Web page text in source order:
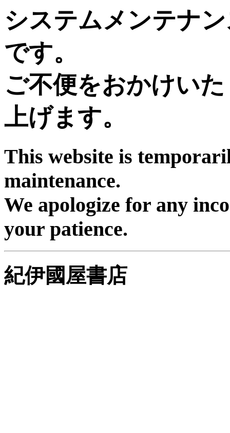
システムメンテナ
です。
ご不便をおかけい
上げます。
This website is
maintenance.
We apologize for any
your patience.
紀伊國屋書店